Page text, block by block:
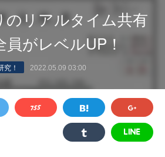
プライバシーポリシー 利用規約 会社概要
のリアルタイム共有
がレベルUP！
！ 2022.05.09 03:00